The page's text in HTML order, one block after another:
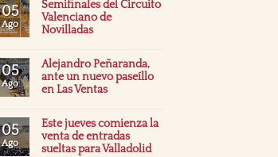
05
Ago
Semifinales del Circuito
Valenciano de
Novilladas
05
Ago
Alejandro Peñaranda,
ante un nuevo paseíllo
en Las Ventas
05
Ago
Este jueves comienza la
venta de entradas
sueltas para Valladolid